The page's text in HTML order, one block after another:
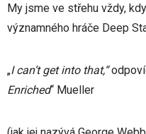
My jsme ve střehu vždy,
významného hráče Deep
„I can’t get into that,“
Enriched“ Mueller